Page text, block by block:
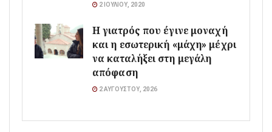
2 ΙΟΥΛΊΟΥ, 2020
Η γιατρός που έγινε μοναχή
και η εσωτερική «μάχη» μέχρι
να καταλήξει στη μεγάλη
απόφαση
2 ΑΥΓΟΎΣΤΟΥ, 2026